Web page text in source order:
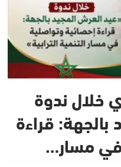
ندوة
قراءة
في مسار…